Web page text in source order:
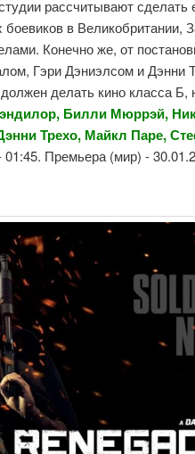
рассчитывают сделать
в Великобритании,
Конечно же, от
Гэри Дэниэлсом и Дэнни
делать кино класса Б,
Билли Мюррэй,
Трехо, Майкл Паре,
01:45. Премьера (мир) -